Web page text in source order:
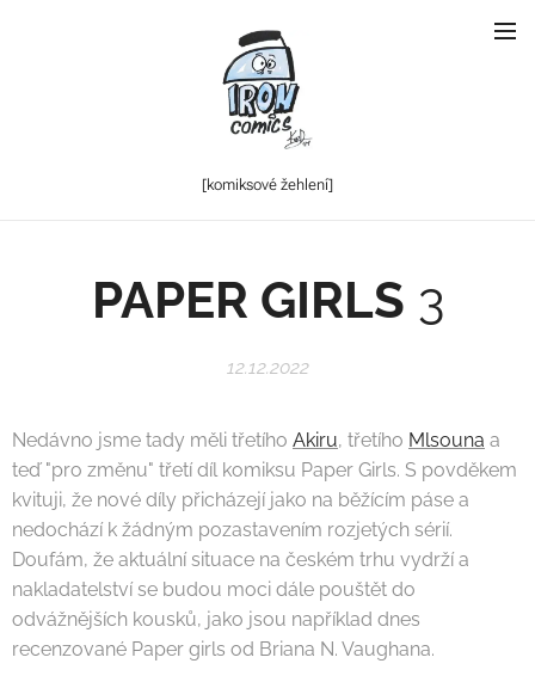
[komiksové žehlení]
PAPER GIRLS 3
12.12.2022
Nedávno jsme tady měli třetího Akiru, třetího Mlsouna a
teď "pro změnu" třetí díl komiksu Paper Girls. S povděkem
kvituji, že nové díly přicházejí jako na běžícím páse a
nedochází k žádným pozastavením rozjetých sérií.
Doufám, že aktuální situace na českém trhu vydrží a
nakladatelství se budou moci dále pouštět do
odvážnějších kousků, jako jsou například dnes
recenzované Paper girls od Briana N. Vaughana.